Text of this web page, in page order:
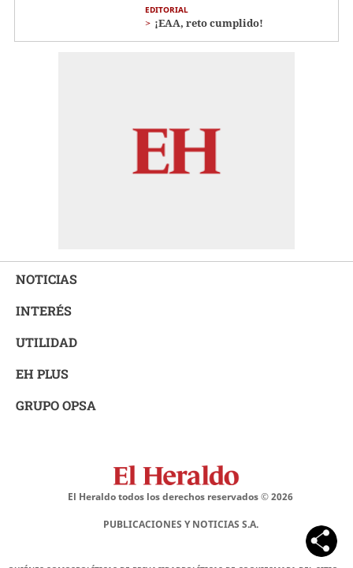
EDITORIAL
¡EAA, reto cumplido!
NOTICIAS
INTERÉS
UTILIDAD
EH PLUS
GRUPO OPSA
El Heraldo todos los derechos reservados ©2026
PUBLICACIONES Y NOTICIAS S.A.